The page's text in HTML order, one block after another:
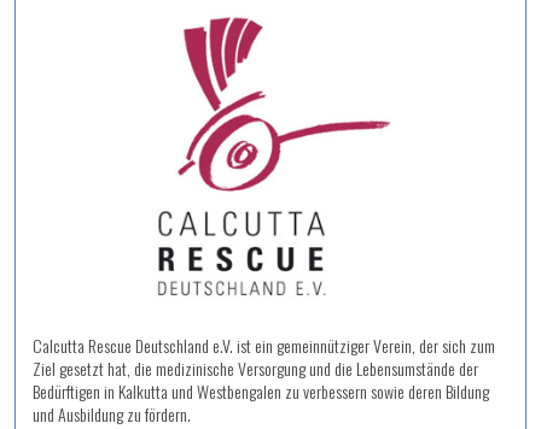
Calcutta Rescue Deutschland e.V. ist ein gemeinnütziger Verein, der sich zum
Ziel gesetzt hat, die medizinische Versorgung und die Lebensumstände der
Bedürftigen in Kalkutta und Westbengalen zu verbessern sowie deren Bildung
und Ausbildung zu fördern.